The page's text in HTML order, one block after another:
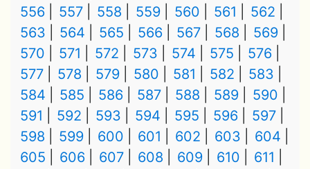
556
557 558 559 560 561
562
563
564 565 566 567 568
569
570
571 572 573 574 575
576
577
578 579 580 581 582
583
584
585 586 587 588 589
590
591
592 593 594 595 596
597
598
599 600 601 602 603
604
605
606 607 608 609 610
611